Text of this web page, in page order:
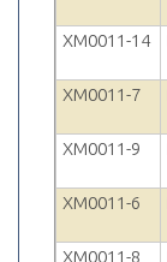
XM0011-14
XM0011-7
XM0011-9
XM0011-6
XM0011-8